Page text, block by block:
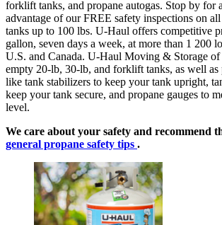
forklift tanks, and propane autogas. Stop by for
advantage of our FREE safety inspections on
tanks up to 100 lbs. U-Haul offers competitive
gallon, seven days a week, at more than 1 200
U.S. and Canada. U-Haul Moving & Storage of
empty 20-lb, 30-lb, and forklift tanks, as well as
like tank stabilizers to keep your tank upright,
keep your tank secure, and propane gauges to
level.
We care about your safety and recommend
general propane safety tips .